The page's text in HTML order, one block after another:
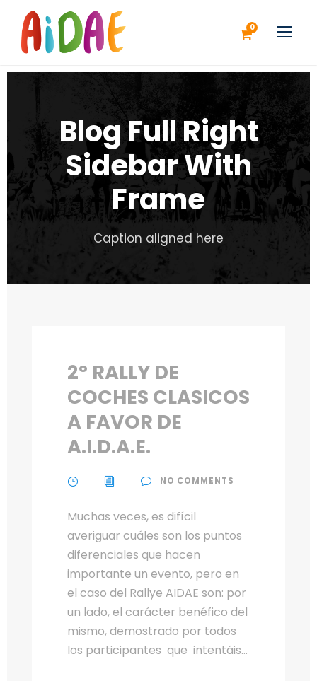
0
Blog Full Right
Sidebar With
Frame
Caption aligned here
2º RALLY DE
COCHES CLASICOS
A FAVOR DE
A.I.D.A.E.
NO COMMENTS
Muchas veces, es difícil
averiguar cuáles son los puntos
diferenciales que hacen
importante un evento, pero en
el caso del Rallye AIDAE son: por
un lado, el carácter benéfico del
mismo, demostrado por todos
los participantes que intentáis...